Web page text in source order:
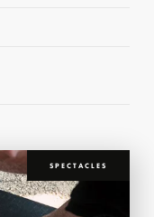
SPECTACLES